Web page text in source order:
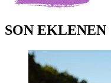
SON EKLENEN